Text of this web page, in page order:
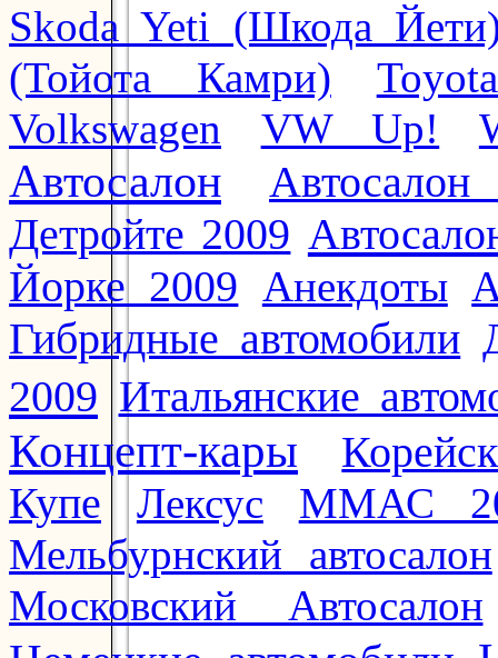
Skoda Yeti (Шкода
(Тойота Камри)
Volkswagen VW Up!
Автосалон
Детройте 2009
Йорке 2009 Анекдоты
Гибридные автомобили
2009 Итальянские
Концепт-кары
Купе
Лексус ММАС
Мельбурнский автосалон
Московский Автосалон